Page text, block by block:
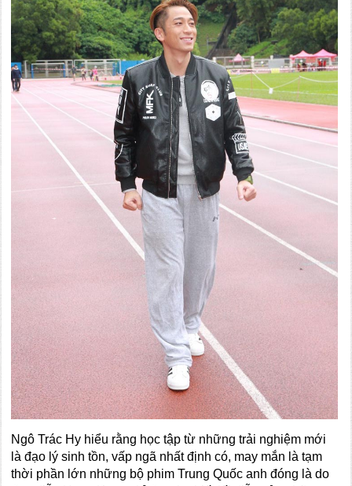
Ngô Trác Hy hiểu rằng học tập từ những trải nghiệm mới
là đạo lý sinh tồn, vấp ngã nhất định có, may mắn là tạm
thời phần lớn những bộ phim Trung Quốc anh đóng là do